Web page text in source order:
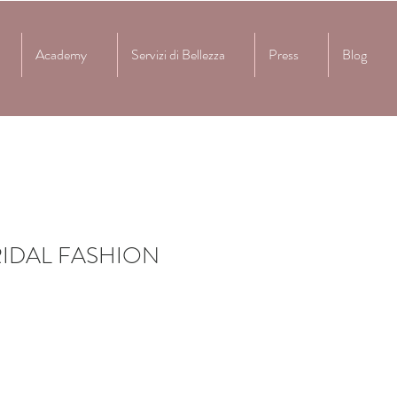
Academy Servizi di Bellezza Press Blog
FASHION